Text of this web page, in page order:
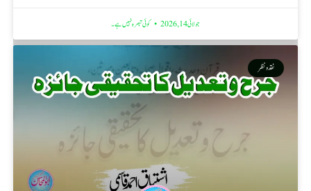
جولائی 14, 2026 کوئی تبصرہ نہیں ہے۔
نقد ونظر